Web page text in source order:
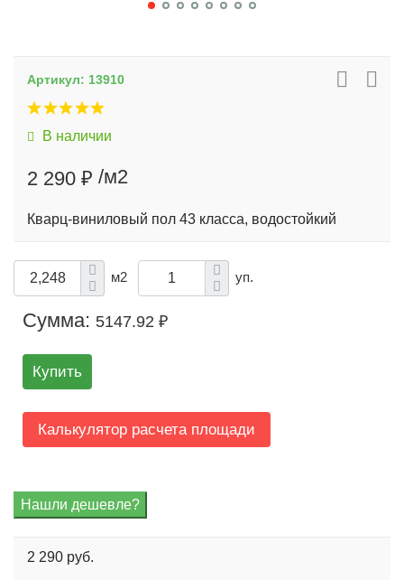
Артикул: 13910
В наличии
2 290 ₽ /м2
Кварц-виниловый пол 43 класса, водостойкий
м2 уп.
Сумма: 5147.92 ₽
Купить
Калькулятор расчета площади
2 290 руб.